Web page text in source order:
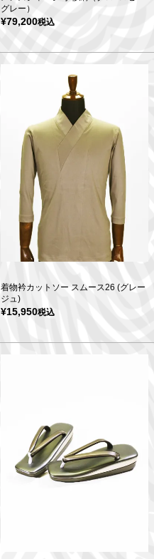
グレー）
¥79,200税込
着物衿カットソー スムース26 (グレー
ジュ)
¥15,950税込